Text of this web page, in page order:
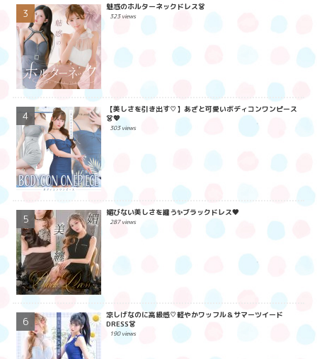
魅惑のホルターネックドレス👗
323 views
【美しさを引き出す♡】あざと可愛いボディコンワンピース
👗💖
303 views
媚びない美しさを纏う✨ブラックドレス🖤
287 views
涼しげなのに高級感♡軽やかワッフル＆サマーツイード
DRESS👗
190 views